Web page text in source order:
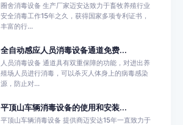
圈舍消毒设备 生产厂家迈安达致力于畜牧养殖行业
安全消毒工作15年之久，获得国家多项专利证书，
丰富的行...
全自动感应人员消毒设备通道免费...
人员消毒设备 通道具有双重保障的功能，对进出养
殖场人员进行消毒，可以杀灭人体身上的病毒感染
源，防止对...
平顶山车辆消毒设备的使用和安装...
平顶山车辆消毒设备 提供商迈安达15年一直致力于